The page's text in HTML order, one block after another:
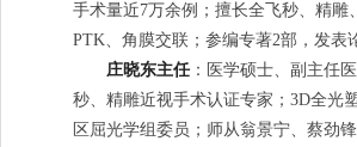
手术量近7万余例；擅长全飞秒、精雕
PTK、角膜交联；参编专著2部，发表
庄晓东主任 ：医学硕士、副主任
秒、精雕近视手术认证专家；3D全光
区屈光学组委员；师从翁景宁、蔡劲